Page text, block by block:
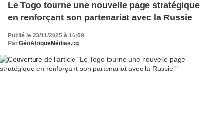
Le Togo tourne une nouvelle page stratégique
en renforçant son partenariat avec la Russie
Publié le 23/11/2025 à 16:09
Par GéoAfriqueMédias.cg